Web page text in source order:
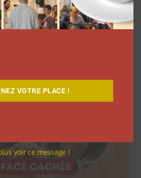
à regarder cet été sur
VOTRE PLACE !
voir ce message !